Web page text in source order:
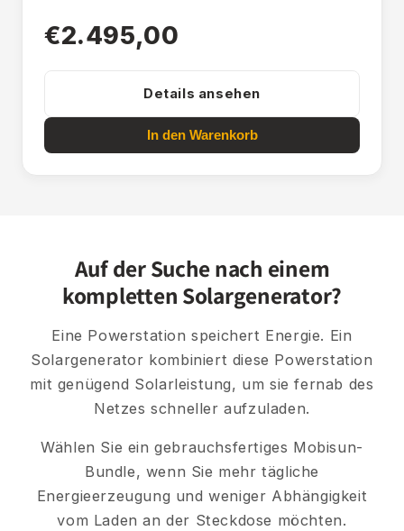
€2.495,00
Details ansehen
In den Warenkorb
Auf der Suche nach einem
kompletten Solargenerator?
Eine Powerstation speichert Energie. Ein
Solargenerator kombiniert diese Powerstation
mit genügend Solarleistung, um sie fernab des
Netzes schneller aufzuladen.
Wählen Sie ein gebrauchsfertiges Mobisun-
Bundle, wenn Sie mehr tägliche
Energieerzeugung und weniger Abhängigkeit
vom Laden an der Steckdose möchten.